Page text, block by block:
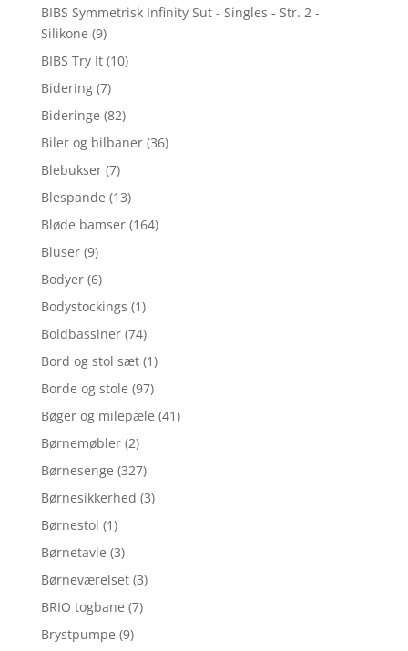
BIBS Symmetrisk Infinity Sut - Singles - Str. 2 -
Silikone (9)
BIBS Try It (10)
Bidering (7)
Bideringe (82)
Biler og bilbaner (36)
Blebukser (7)
Blespande (13)
Bløde bamser (164)
Bluser (9)
Bodyer (6)
Bodystockings (1)
Boldbassiner (74)
Bord og stol sæt (1)
Borde og stole (97)
Bøger og milepæle (41)
Børnemøbler (2)
Børnesenge (327)
Børnesikkerhed (3)
Børnestol (1)
Børnetavle (3)
Børneværelset (3)
BRIO togbane (7)
Brystpumpe (9)